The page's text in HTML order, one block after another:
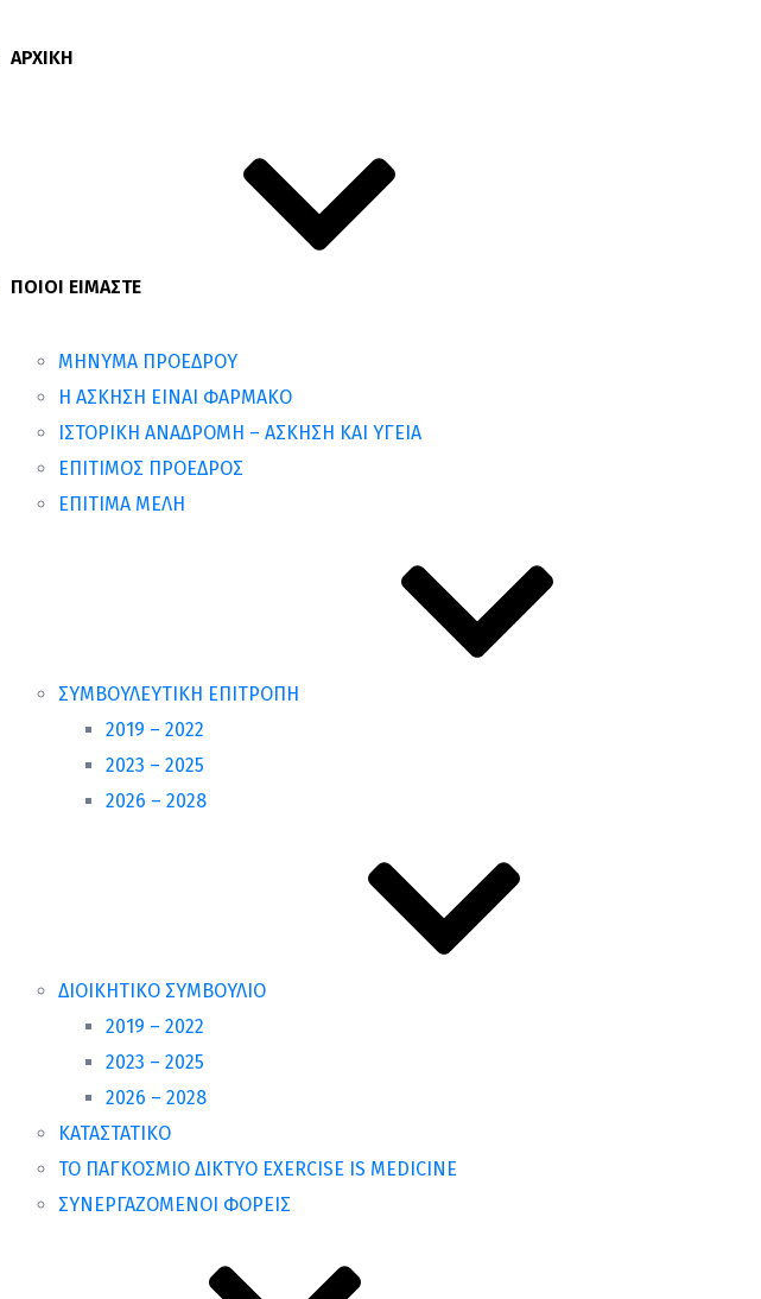
ΑΡΧΙΚΗ
ΠΟΙΟΙ ΕΙΜΑΣΤΕ
ΜΗΝΥΜΑ ΠΡΟΕΔΡΟΥ
Η ΑΣΚΗΣΗ ΕΙΝΑΙ ΦΑΡΜΑΚΟ
ΙΣΤΟΡΙΚΗ ΑΝΑΔΡΟΜΗ – ΑΣΚΗΣΗ ΚΑΙ ΥΓΕΙΑ
ΕΠΙΤΙΜΟΣ ΠΡΟΕΔΡΟΣ
ΕΠΙΤΙΜΑ ΜΕΛΗ
ΣΥΜΒΟΥΛΕΥΤΙΚΗ ΕΠΙΤΡΟΠΗ
2019 – 2022
2023 – 2025
2026 – 2028
ΔΙΟΙΚΗΤΙΚΟ ΣΥΜΒΟΥΛΙΟ
2019 – 2022
2023 – 2025
2026 – 2028
ΚΑΤΑΣΤΑΤΙΚΟ
ΤΟ ΠΑΓΚΟΣΜΙΟ ΔΙΚΤΥΟ EXERCISE IS MEDICINE
ΣΥΝΕΡΓΑΖΟΜΕΝΟΙ ΦΟΡΕΙΣ